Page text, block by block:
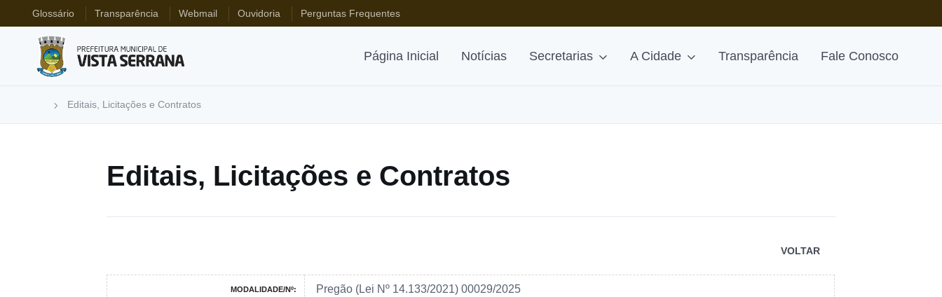
Glossário Transparência Webmail Ouvidoria Perguntas Frequentes
Página Inicial Notícias Secretarias A Cidade Transparência Fale Conosco
Editais, Licitações e Contratos
Editais, Licitações e Contratos
VOLTAR
MODALIDADE/Nº: Pregão (Lei Nº 14.133/2021) 00029/2025